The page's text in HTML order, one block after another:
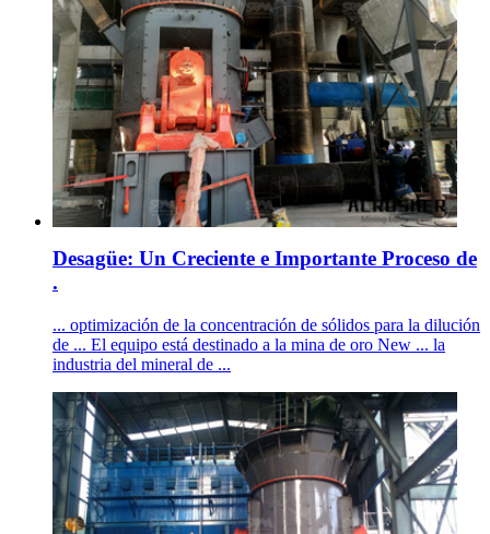
Desagüe: Un Creciente e Importante Proceso de
.
... optimización de la concentración de sólidos para la dilución
de ... El equipo está destinado a la mina de oro New ... la
industria del mineral de ...